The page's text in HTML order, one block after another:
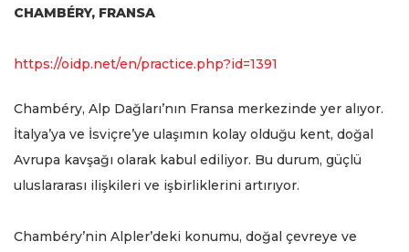
CHAMBÉRY, FRANSA
https://oidp.net/en/practice.php?id=1391
Chambéry, Alp Dağları’nın Fransa merkezinde yer alıyor.
İtalya’ya ve İsviçre’ye ulaşımın kolay olduğu kent, doğal
Avrupa kavşağı olarak kabul ediliyor. Bu durum, güçlü
uluslararası ilişkileri ve işbirliklerini artırıyor.
Chambéry’nin Alpler’deki konumu, doğal çevreye ve